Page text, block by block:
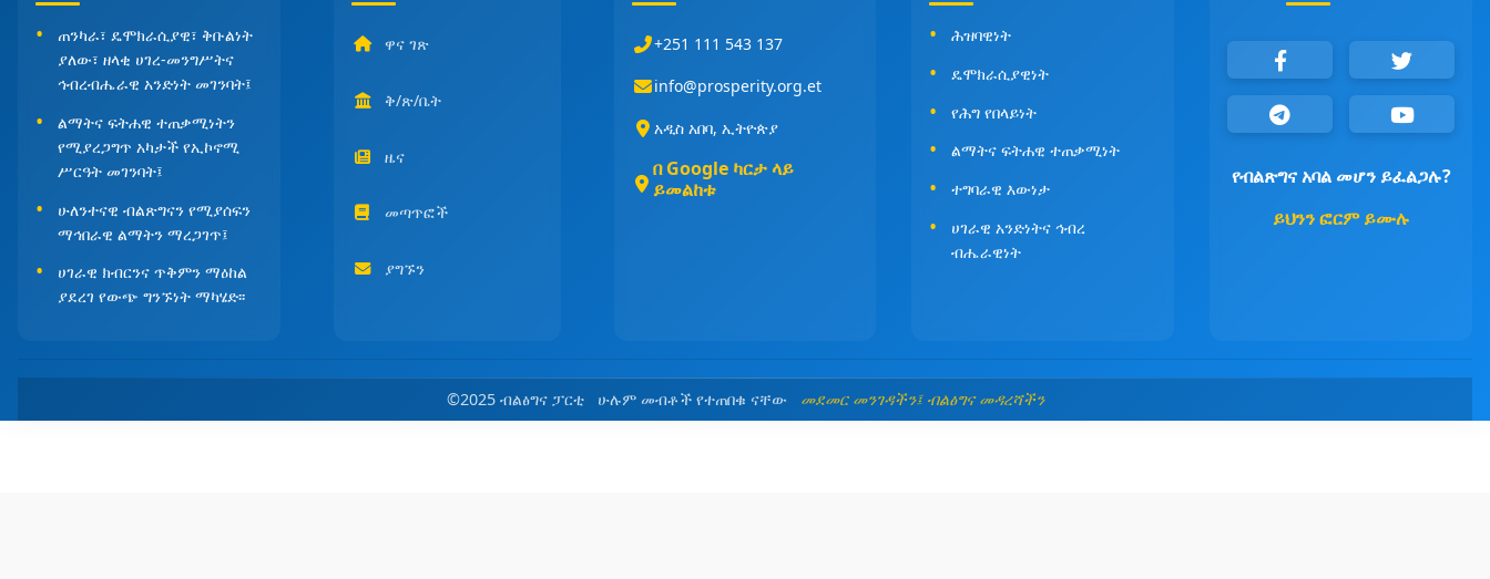
ጠንካራ፣ ዴሞክራሲያዊ፣ ቅቡልነት
ያለው፣ ዘላቂ ሀገረ-መንግሥትና
ኅብረብሔራዊ አንድነት መገንባት፤
ልማትና ፍትሐዊ ተጠቃሚነትን
የሚያረጋግጥ አካታች የኢኮኖሚ
ሥርዓት መገንባት፤
ሁለንተናዊ ብልጽግናን የሚያሰፍን
ማኅበራዊ ልማትን ማረጋገጥ፤
ሀገራዊ ክብርንና ጥቅምን ማዕከል
ያደረገ የውጭ ግንኙነት ማካሄድ፡፡
ዋና ገጽ
ቅ/ጽ/ቤት
ዜና
መጣጥፎች
ያግኙን
+251 111 543 137
info@prosperity.org.et
አዲስ አበባ, ኢትዮጵያ
በ Google ካርታ ላይ
ይመልከቱ
ሕዝባዊነት
ዴሞክራሲያዊነት
የሕግ የበላይነት
ልማትና ፍትሐዊ ተጠቃሚነት
ተግባራዊ እውነታ
ሀገራዊ አንድነትና ኅብረ
ብሔራዊነት
የብልጽግና አባል መሆን ይፈልጋሉ?
ይህንን ፎርም ይሙሉ
©2025 ብልፅግና ፓርቲ ሁሉም መብቶች የተጠበቁ ናቸው መደመር መንገዳችን፤ ብልፅግና መዳረሻችን